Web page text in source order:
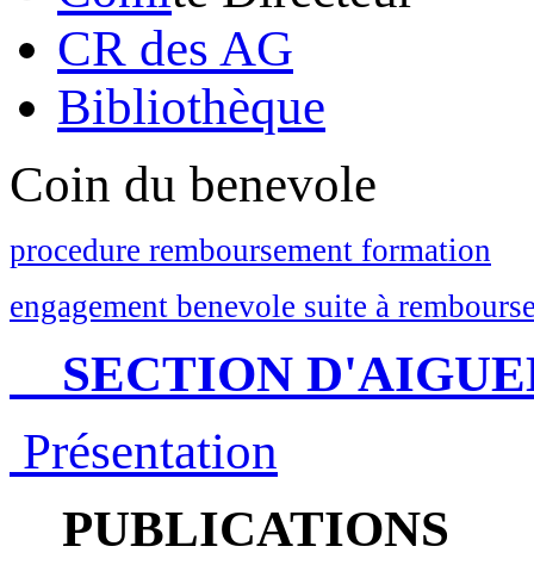
CR des AG
Bibliothèque
Coin du benevole
procedure remboursement formation
engagement benevole suite à
SECTION
Présentation
PUBLICATIONS